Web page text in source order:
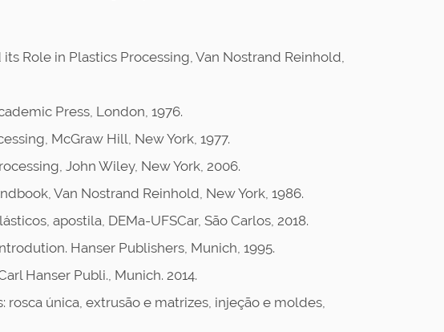
its Role in Plastics Processing, Van Nostrand Reinhold,
Press, London, 1976.
McGraw Hill, New York, 1977.
John Wiley, New York, 2006.
Van Nostrand Reinhold, New York, 1986.
apostila, DEMa-UFSCar, São Carlos, 2018.
Hanser Publishers, Munich, 1995.
Hanser Publi., Munich. 2014.
rosca única, extrusão e matrizes, injeção e moldes,